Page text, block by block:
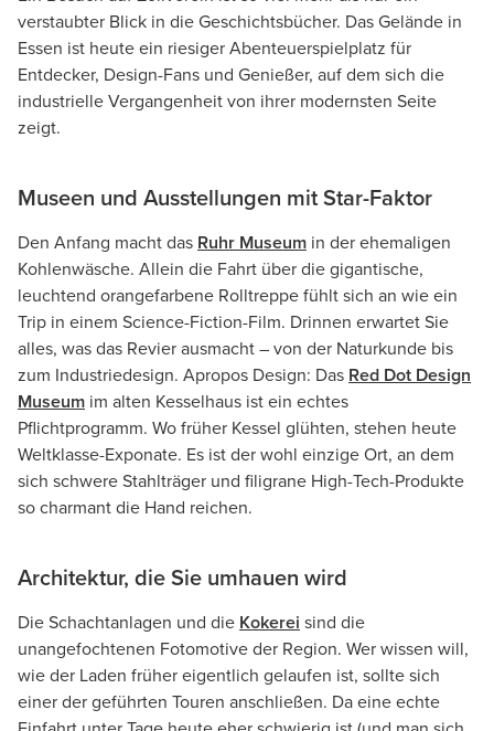
verstaubter Blick in die Geschichtsbücher. Das Gelände in
Essen ist heute ein riesiger Abenteuerspielplatz für
Entdecker, Design-Fans und Genießer, auf dem sich die
industrielle Vergangenheit von ihrer modernsten Seite
zeigt.
Museen und Ausstellungen mit Star-Faktor
Den Anfang macht das Ruhr Museum in der ehemaligen
Kohlenwäsche. Allein die Fahrt über die gigantische,
leuchtend orangefarbene Rolltreppe fühlt sich an wie ein
Trip in einem Science-Fiction-Film. Drinnen erwartet Sie
alles, was das Revier ausmacht – von der Naturkunde bis
zum Industriedesign. Apropos Design: Das Red Dot Design
Museum im alten Kesselhaus ist ein echtes
Pflichtprogramm. Wo früher Kessel glühten, stehen heute
Weltklasse-Exponate. Es ist der wohl einzige Ort, an dem
sich schwere Stahlträger und filigrane High-Tech-Produkte
so charmant die Hand reichen.
Architektur, die Sie umhauen wird
Die Schachtanlagen und die Kokerei sind die
unangefochtenen Fotomotive der Region. Wer wissen will,
wie der Laden früher eigentlich gelaufen ist, sollte sich
einer der geführten Touren anschließen. Da eine echte